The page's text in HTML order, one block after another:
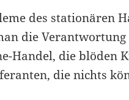
des stationären
die
Handel, die blöden
die nichts